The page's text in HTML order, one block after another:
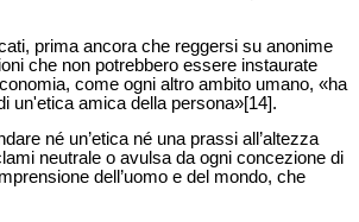
prima ancora che reggersi su anonime
che non potrebbero essere instaurate
come ogni altro ambito umano, «ha
un'etica amica della persona»[14].
né un’etica né una prassi all’altezza
neutrale o avulsa da ogni concezione di
dell’uomo e del mondo, che